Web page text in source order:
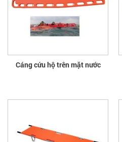
Cáng cứu hộ trên mặt nước